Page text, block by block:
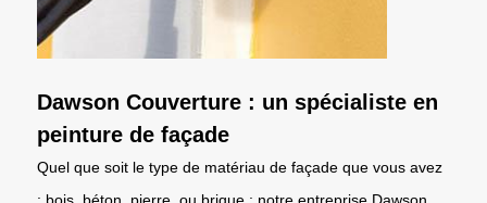
Dawson Couverture : un spécialiste en
peinture de façade
Quel que soit le type de matériau de façade que vous avez
: bois, béton, pierre, ou brique ; notre entreprise Dawson